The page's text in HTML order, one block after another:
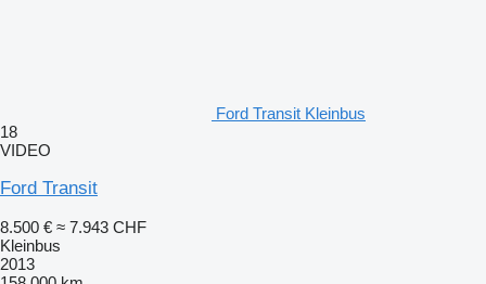
Ford Transit Kleinbus
18
VIDEO
Ford Transit
8.500 € ≈ 7.943 CHF
Kleinbus
2013